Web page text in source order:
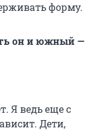
форму.
он и южный —
Я ведь еще с
Дети,